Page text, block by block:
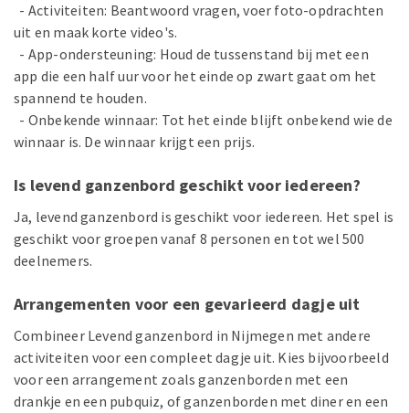
- Activiteiten: Beantwoord vragen, voer foto-opdrachten
uit en maak korte video's.
- App-ondersteuning: Houd de tussenstand bij met een
app die een half uur voor het einde op zwart gaat om het
spannend te houden.
- Onbekende winnaar: Tot het einde blijft onbekend wie de
winnaar is. De winnaar krijgt een prijs.
Is levend ganzenbord geschikt voor iedereen?
Ja, levend ganzenbord is geschikt voor iedereen. Het spel is
geschikt voor groepen vanaf 8 personen en tot wel 500
deelnemers.
Arrangementen voor een gevarieerd dagje uit
Combineer Levend ganzenbord in Nijmegen met andere
activiteiten voor een compleet dagje uit. Kies bijvoorbeeld
voor een arrangement zoals ganzenborden met een
drankje en een pubquiz, of ganzenborden met diner en een